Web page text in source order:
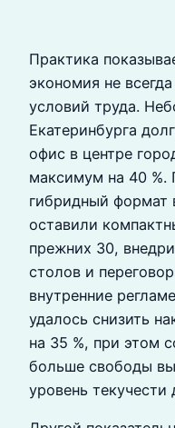
Практика
экономия не
условий труда.
Екатеринбурга
офис в центре
максимум на 40 %.
гибридный формат
оставили
прежних 30,
столов и
внутренние
удалось снизить
на 35 %, при этом
больше свободы
уровень